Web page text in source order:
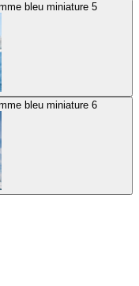
Jobe Unify gilet de sauvetage 50N homme bleu miniature 5
Jobe Unify gilet de sauvetage 50N homme bleu miniature 6